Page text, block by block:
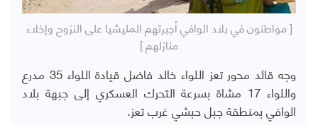
[ مواطنون في بلاد الوافي أجبرتهم المليشيا على النزوح وإخلاء
منازلهم ]
وجه قائد محور تعز اللواء خالد فاضل قيادة اللواء 35 مدرع
واللواء 17 مشاة بسرعة التحرك العسكري إلى جبهة بلاد
الوافي بمنطقة جبل حبشي غرب تعز.